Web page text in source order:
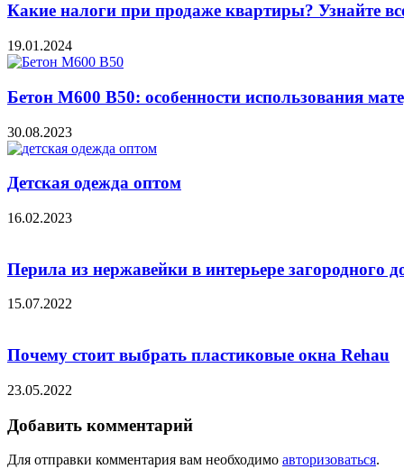
Какие налоги при продаже квартиры? Узнайте
19.01.2024
Бетон М600 В50: особенности использования
30.08.2023
Детская одежда оптом
16.02.2023
Перила из нержавейки в интерьере загородного
15.07.2022
Почему стоит выбрать пластиковые окна Rehau
23.05.2022
Добавить комментарий
Для отправки комментария вам необходимо авторизоваться.